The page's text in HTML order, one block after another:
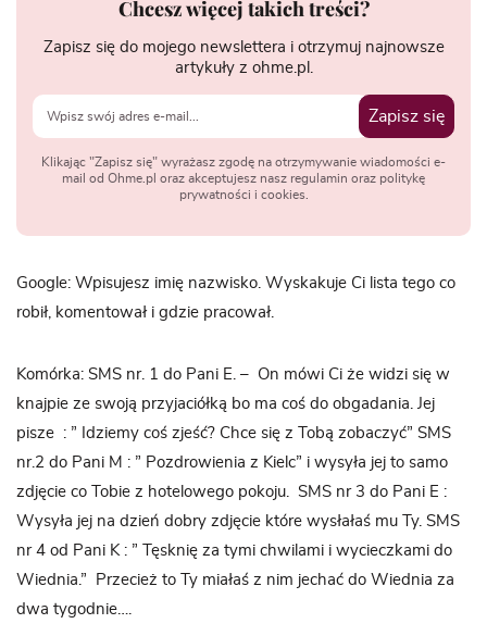
Chcesz więcej takich treści?
Zapisz się do mojego newslettera i otrzymuj najnowsze
artykuły z ohme.pl.
Zapisz się
Klikając "Zapisz się" wyrażasz zgodę na otrzymywanie wiadomości e-
mail od Ohme.pl oraz akceptujesz nasz regulamin oraz politykę
prywatności i cookies.
Google: Wpisujesz imię nazwisko. Wyskakuje Ci lista tego co
robił, komentował i gdzie pracował.
Komórka: SMS nr. 1 do Pani E. – On mówi Ci że widzi się w
knajpie ze swoją przyjaciółką bo ma coś do obgadania. Jej
pisze : ” Idziemy coś zjeść? Chce się z Tobą zobaczyć” SMS
nr.2 do Pani M : ” Pozdrowienia z Kielc” i wysyła jej to samo
zdjęcie co Tobie z hotelowego pokoju. SMS nr 3 do Pani E :
Wysyła jej na dzień dobry zdjęcie które wysłałaś mu Ty. SMS
nr 4 od Pani K : ” Tęsknię za tymi chwilami i wycieczkami do
Wiednia.” Przecież to Ty miałaś z nim jechać do Wiednia za
dwa tygodnie….